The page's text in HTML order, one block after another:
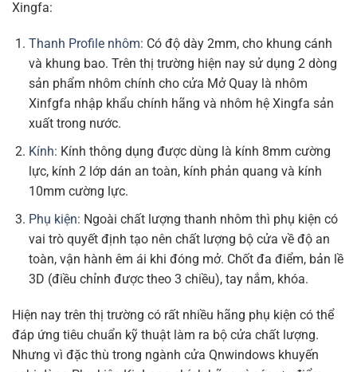
Xingfa:
Thanh Profile nhôm: Có độ dày 2mm, cho khung cánh
và khung bao. Trên thị trường hiện nay sử dụng 2 dòng
sản phẩm nhôm chính cho cửa Mở Quay là nhôm
Xinfgfa nhập khẩu chính hãng và nhôm hệ Xingfa sản
xuất trong nước.
Kính: Kính thông dụng được dùng là kính 8mm cường
lực, kính 2 lớp dán an toàn, kính phản quang và kính
10mm cường lực.
Phụ kiện: Ngoài chất lượng thanh nhôm thì phụ kiện có
vai trò quyết định tạo nên chất lượng bộ cửa về độ an
toàn, vận hành êm ái khi đóng mở. Chốt đa điểm, bản lề
3D (điều chỉnh được theo 3 chiều), tay nắm, khóa.
Hiện nay trên thị trường có rất nhiều hãng phụ kiện có thể
đáp ứng tiêu chuẩn kỹ thuật làm ra bộ cửa chất lượng.
Nhưng vì đặc thù trong ngành cửa Qnwindows khuyến